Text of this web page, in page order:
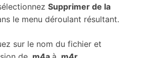
Supprimer de la
le menu déroulant résultant.
sur le nom du fichier et